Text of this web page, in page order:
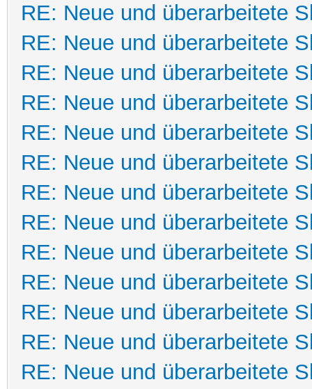
RE: Neue und überarbeitete
RE: Neue und überarbeitete
RE: Neue und überarbeitete
RE: Neue und überarbeitete
RE: Neue und überarbeitete
RE: Neue und überarbeitete
RE: Neue und überarbeitete
RE: Neue und überarbeitete
RE: Neue und überarbeitete
RE: Neue und überarbeitete
RE: Neue und überarbeitete
RE: Neue und überarbeitete
RE: Neue und überarbeitete